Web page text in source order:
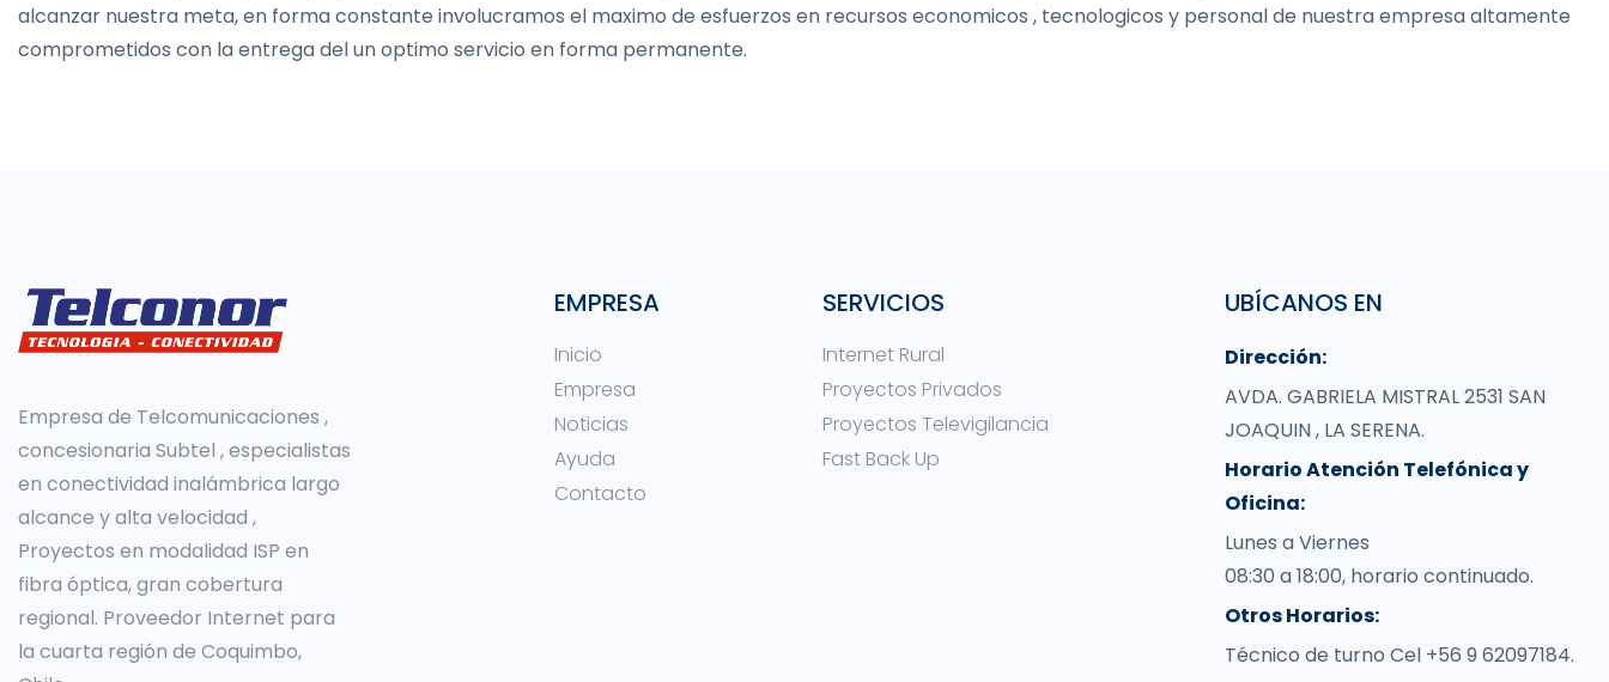
alcanzar nuestra meta, en forma constante involucramos el maximo de esfuerzos en recursos economicos , tecnologicos y personal de nuestra empresa altamente
comprometidos con la entrega del un optimo servicio en forma permanente.
Empresa de Telcomunicaciones ,
concesionaria Subtel , especialistas
en conectividad inalámbrica largo
alcance y alta velocidad ,
Proyectos en modalidad ISP en
fibra óptica, gran cobertura
regional. Proveedor Internet para
la cuarta región de Coquimbo,
EMPRESA
Inicio
Empresa
Noticias
Ayuda
Contacto
SERVICIOS
Internet Rural
Proyectos Privados
Proyectos Televigilancia
Fast Back Up
UBÍCANOS EN
Dirección:
AVDA. GABRIELA MISTRAL 2531 SAN
JOAQUIN , LA SERENA.
Horario Atención Telefónica y
Oficina:
Lunes a Viernes
08:30 a 18:00, horario continuado.
Otros Horarios:
Técnico de turno Cel +56 9 62097184.